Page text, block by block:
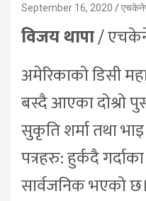
September 16, 2020
विजय थापा/
अमेरिकाको डिसी
बस्दै आएका दोश्रो
सुकृति शर्मा तथा
पत्रहरु: हुर्कदै
सार्वजनिक भएको छ।